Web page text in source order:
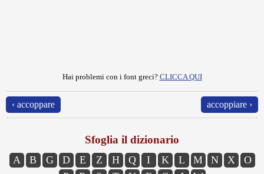
Hai problemi con i font greci? CLICCA QUI
‹ accoppare accoppiare ›
Sfoglia il dizionario
A B G D E Z H Q I K L M N X
O